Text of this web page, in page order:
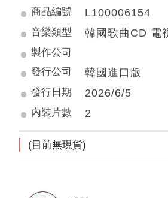
商品編號 L100006154
音樂類型 韓國歌曲CD 電
製作公司
發行公司
韓國進口版
發行日期 2026/6/5
內裝片數 2
(目前無現貨)